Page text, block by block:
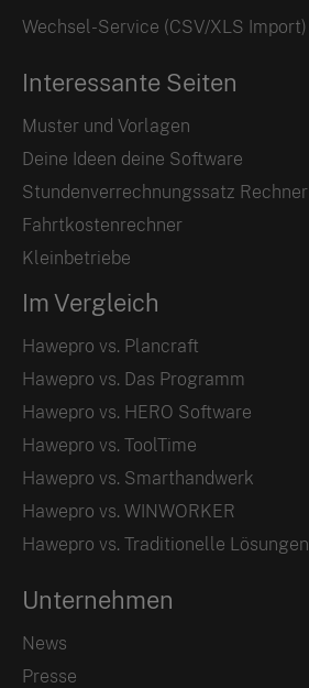
Wechsel-Service (CSV/XLS Import)
Interessante Seiten
Muster und Vorlagen
Deine Ideen deine Software
Stundenverrechnungssatz Rechner
Fahrtkostenrechner
Kleinbetriebe
Im Vergleich
Hawepro vs. Plancraft
Hawepro vs. Das Programm
Hawepro vs. HERO Software
Hawepro vs. ToolTime
Hawepro vs. Smarthandwerk
Hawepro vs. WINWORKER
Hawepro vs. Traditionelle Lösungen
Unternehmen
News
Presse